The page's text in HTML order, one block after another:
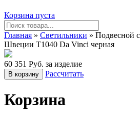
Корзина пуста
Главная » Светильники » Подвесной
Швеции T1040 Da Vinci черная
60 351 Руб. за изделие
В корзину Рассчитать
Корзина